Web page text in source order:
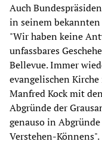
Auch
in seinem
"Wir haben keine
unfassbares
Bellevue. Immer
evangelischen
Manfred Kock mit
Abgründe der
genauso in
Verstehen-Könnens".